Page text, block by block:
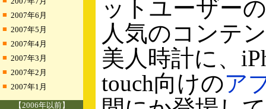
■ 2007年6月
■ 2007年5月
■ 2007年4月
■ 2007年3月
■ 2007年2月
■ 2007年1月
【2006年以前】
ットユーザー
人気のコンテ
美人時計に、
touch向けのア